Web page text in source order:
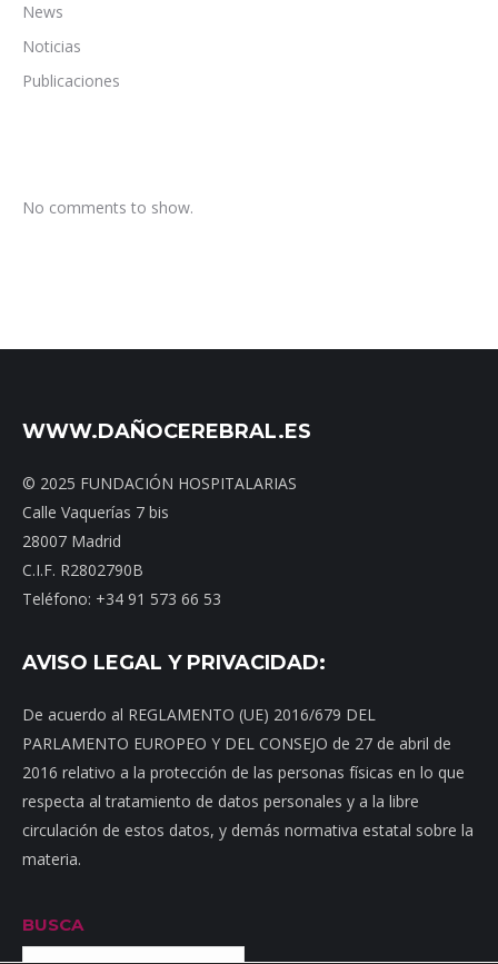
News
Noticias
Publicaciones
No comments to show.
WWW.DAÑOCEREBRAL.ES
© 2025 FUNDACIÓN HOSPITALARIAS
Calle Vaquerías 7 bis
28007 Madrid
C.I.F. R2802790B
Teléfono: +34 91 573 66 53
AVISO LEGAL Y PRIVACIDAD:
De acuerdo al REGLAMENTO (UE) 2016/679 DEL
PARLAMENTO EUROPEO Y DEL CONSEJO de 27 de abril de
2016 relativo a la protección de las personas físicas en lo que
respecta al tratamiento de datos personales y a la libre
circulación de estos datos, y demás normativa estatal sobre la
materia.
BUSCA